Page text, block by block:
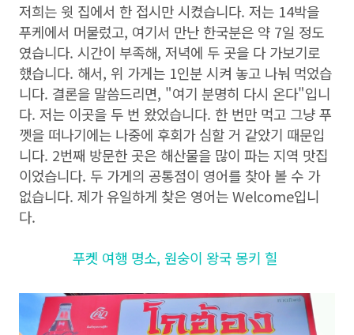
저희는 윗 집에서 한 접시만 시켰습니다. 저는 14박을
푸케에서 머물렀고, 여기서 만난 한국분은 약 7일 정도
였습니다. 시간이 부족해, 저녁에 두 곳을 다 가보기로
했습니다. 해서, 위 가게는 1인분 시켜 놓고 나눠 먹었습
니다. 결론을 말씀드리면, "여기 분명히 다시 온다"입니
다. 저는 이곳을 두 번 왔었습니다. 한 번만 먹고 그냥 푸
껫을 떠나기에는 나중에 후회가 심할 거 같았기 때문입
니다. 2번째 방문한 곳은 해산물을 많이 파는 지역 맛집
이었습니다. 두 가게의 공통점이 영어를 찾아 볼 수 가
없습니다. 제가 유일하게 찾은 영어는 Welcome입니
다.
푸켓 여행 명소, 원숭이 왕국 몽키 힐